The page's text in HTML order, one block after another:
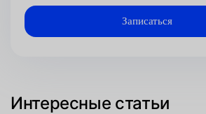
Интересные статьи